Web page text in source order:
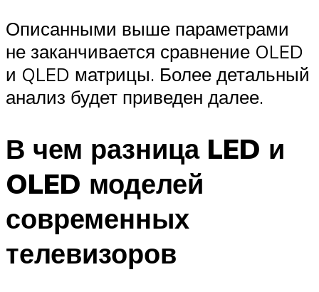
Описанными выше параметрами
не заканчивается сравнение OLED
и QLED матрицы. Более детальный
анализ будет приведен далее.
В чем разница LED и
OLED моделей
современных
телевизоров